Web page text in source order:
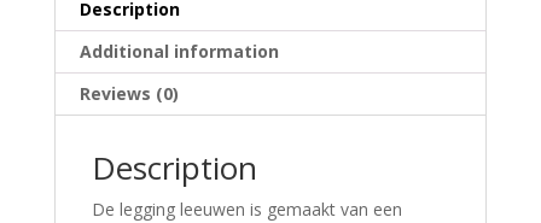
Description
Additional information
Reviews (0)
Description
De legging leeuwen is gemaakt van een